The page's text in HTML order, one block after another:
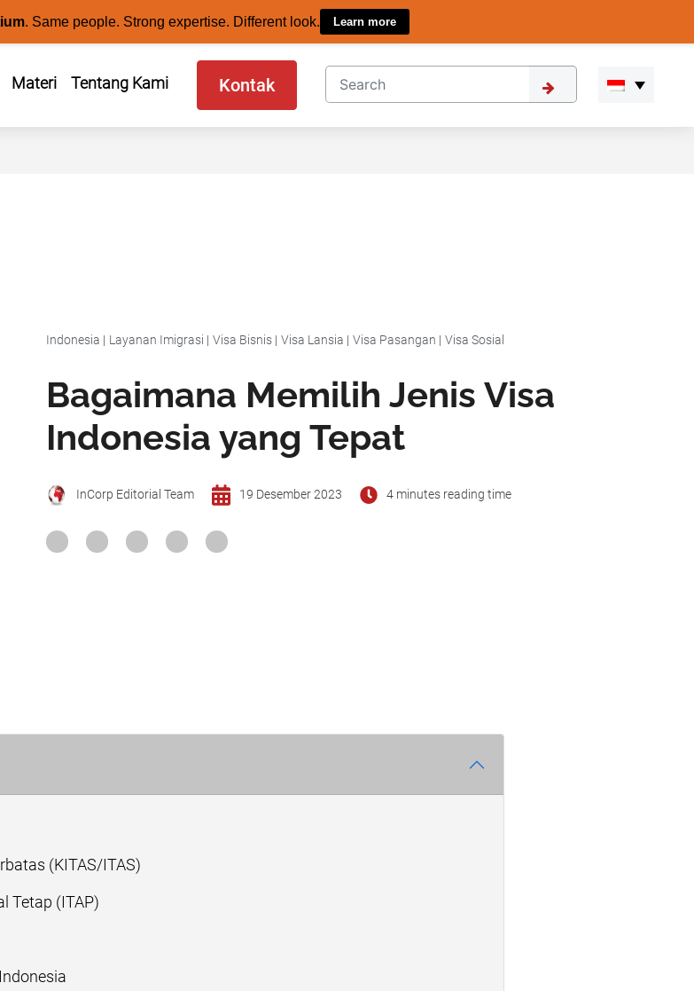
. Same people. Strong expertise. Different look. Learn more
Materi Tentang Kami Kontak
Indonesia | Layanan Imigrasi | Visa Bisnis | Visa Lansia | Visa Pasangan | Visa Sosial
Bagaimana Memilih Jenis Visa
Indonesia yang Tepat
InCorp Editorial Team 19 Desember 2023 4 minutes reading time
(KITAS/ITAS)
Tetap (ITAP)